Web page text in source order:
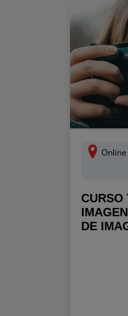
Online
CURSO
DE